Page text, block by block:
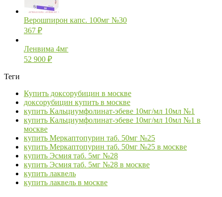
Верошпирон капс. 100мг №30
367 ₽
Ленвима 4мг
52 900 ₽
Теги
Купить доксорубицин в москве
доксорубицин купить в москве
купить Кальциумфолинат-эбеве 10мг/мл 10мл №1
купить Кальциумфолинат-эбеве 10мг/мл 10мл №1 в
москве
купить Меркаптопурин таб. 50мг №25
купить Меркаптопурин таб. 50мг №25 в москве
купить Эсмия таб. 5мг №28
купить Эсмия таб. 5мг №28 в москве
купить лаквель
купить лаквель в москве